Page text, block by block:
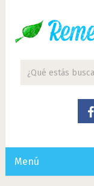
Menú